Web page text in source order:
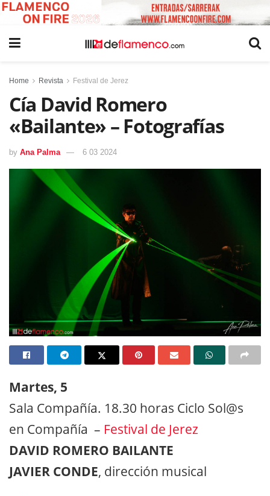
Home Revista Festival de Jerez
Cía David Romero
«Bailante» – Fotografías
by Ana Palma 6 03 2024
Martes, 5
Sala Compañía. 18.30 horas Ciclo Sol@s
en Compañía – Festival de Jerez
DAVID ROMERO BAILANTE
JAVIER CONDE, dirección musical